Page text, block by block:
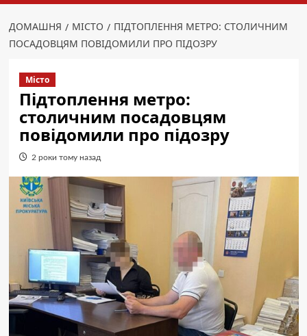
ДОМАШНЯ МІСТО
ПІДТОПЛЕННЯ МЕТРО: СТОЛИЧНИМ
ПОСАДОВЦЯМ ПОВІДОМИЛИ ПРО ПІДОЗРУ
Місто
Підтоплення метро:
столичним посадовцям
повідомили про підозру
2 роки тому назад